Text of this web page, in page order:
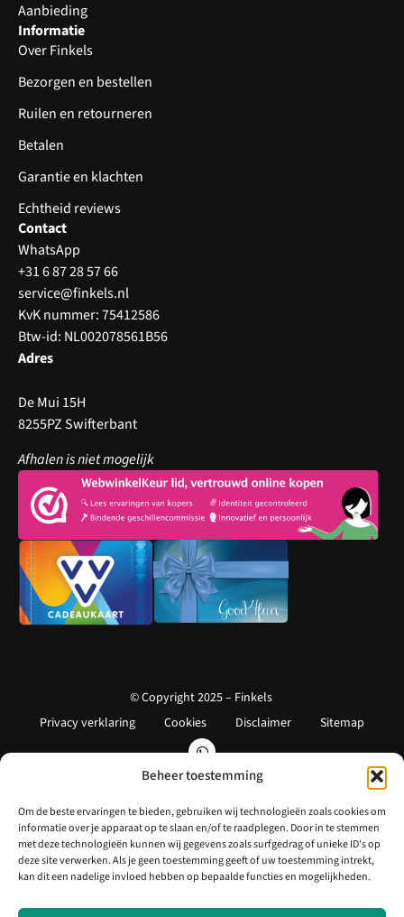
Beheer toestemming
Om de beste ervaringen te bieden, gebruiken wij technologieën zoals cookies om
informatie over je apparaat op te slaan en/of te raadplegen. Door in te stemmen
met deze technologieën kunnen wij gegevens zoals surfgedrag of unieke ID's op
deze site verwerken. Als je geen toestemming geeft of uw toestemming intrekt,
kan dit een nadelige invloed hebben op bepaalde functies en mogelijkheden.
Aanbieding
Informatie
Over Finkels
Bezorgen en bestellen
Ruilen en retourneren
Betalen
Garantie en klachten
Echtheid reviews
Contact
WhatsApp
+31 6 87 28 57 66
service@finkels.nl
KvK nummer: 75412586
Btw-id: NL002078561B56
Adres
De Mui 15H
8255PZ Swifterbant
Afhalen is niet mogelijk
© Copyright 2025 – Finkels
Privacy verklaring
Cookies Disclaimer Sitemap